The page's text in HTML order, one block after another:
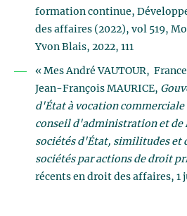
formation continue,
des affaires (2022), vol 519,
Yvon Blais, 2022, 111
« Mes André VAUTOUR,
Jean-François MAURICE,
d'État à vocation
conseil d'administration et de
sociétés d'État, similitudes et
sociétés par actions de droit
récents en droit des affaires, 1